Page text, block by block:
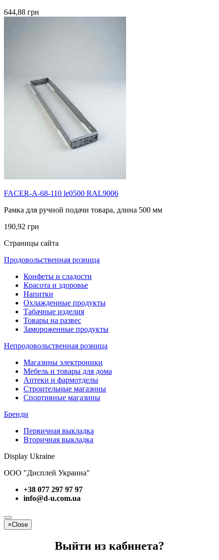
644,88 грн
FACER-A-68-110 le0500 RAL9006
Рамка для ручной подачи товара, длина 500 мм
190,92 грн
Страницы сайта
Продовольственная розница
Конфеты и сладости
Красота и здоровье
Напитки
Охлажденные продукты
Табачные изделия
Товары на развес
Замороженные продукты
Непродовольственная розница
Магазины электроники
Мебель и товары для дома
Аптеки и фармотделы
Строительные магазины
Спортивные магазины
Бренди
Первичная выкладка
Вторичная выкладка
Display Ukraine
ООО "Дисплей Украина"
+38 077 297 97 97
info@d-u.com.ua
×Close
Выйти из кабинета?